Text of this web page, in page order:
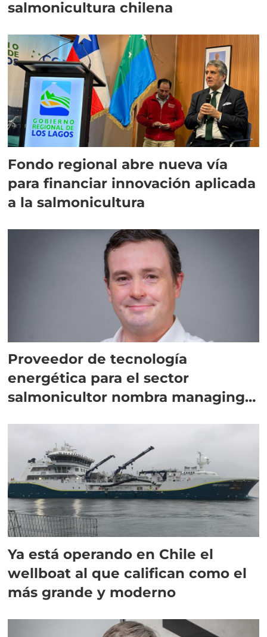
salmonicultura chilena
Fondo regional abre nueva vía
para financiar innovación aplicada
a la salmonicultura
Proveedor de tecnología
energética para el sector
salmonicultor nombra managing
Ya está operando en Chile el
wellboat al que califican como el
más grande y moderno